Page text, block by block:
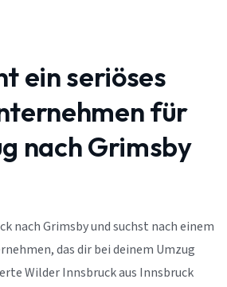
ein seriöses
für
nach Grimsby
nach Grimsby und suchst nach einem
das dir bei deinem Umzug
Wilder Innsbruck aus Innsbruck